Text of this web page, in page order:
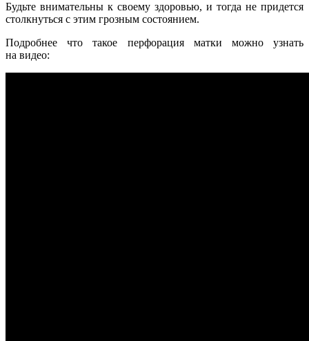
Будьте внимательны к своему здоровью, и тогда не придется
столкнуться с этим грозным состоянием.
Подробнее что такое перфорация матки можно узнать
на видео: